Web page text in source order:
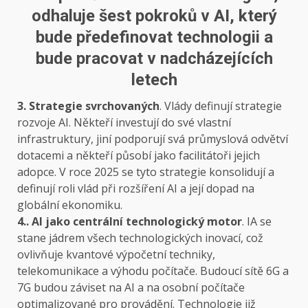
odhaluje šest pokroků v AI, který
bude předefinovat technologii a
bude pracovat v nadcházejících
letech
3. Strategie svrchovaných. Vlády definují strategie
rozvoje AI. Někteří investují do své vlastní
infrastruktury, jiní podporují svá průmyslová odvětví
dotacemi a někteří působí jako facilitátoři jejich
adopce. V roce 2025 se tyto strategie konsolidují a
definují roli vlád při rozšíření AI a její dopad na
globální ekonomiku.
4.. AI jako centrální technologický motor. IA se
stane jádrem všech technologických inovací, což
ovlivňuje kvantové výpočetní techniky,
telekomunikace a výhodu počítače. Budoucí sítě 6G a
7G budou záviset na AI a na osobní počítače
optimalizované pro provádění. Technologie již